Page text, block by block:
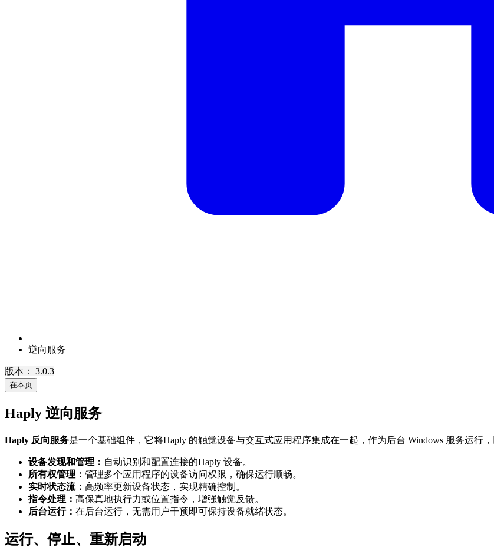
逆向服务
版本： 3.0.3
在本页
Haply 逆向服务
Haply 反向服务是一个基础组件，它将Haply 的触觉设备与交互式应用程序集成在一起，作为后台 Windows 服务运行
设备发现和管理： 自动识别和配置连接的Haply 设备。
所有权管理： 管理多个应用程序的设备访问权限，确保运行顺畅。
实时状态流： 高频率更新设备状态，实现精确控制。
指令处理： 高保真地执行力或位置指令，增强触觉反馈。
后台运行： 在后台运行，无需用户干预即可保持设备就绪状态。
运行、停止、重新启动